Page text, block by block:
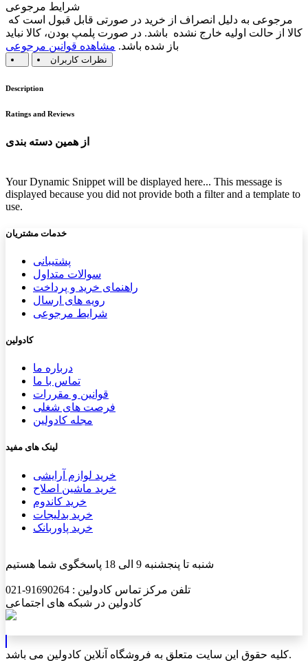
شرایط مرجوعی
کالا از حالت اولیه خارج نشده باشد. در صورت پلمپ بودن، کالا نباید
باز شده باشد. مشاهده قوانین مرجوعی
نظرات کاربران
Description
Ratings and Reviews
از همین دسته بندی
Your Dynamic Snippet will be displayed here... This message is
displayed because you did not provide both a filter and a template to
use.
خدمات مشتریان
پشتیب​​انی
سوالات متداول
راهنمای خرید و پرداخت
رویه های ارسال
شرایط مرجوعی
کادولین
درباره ما
تماس با ما
قوانین و مقررات
فرصت های شغلی
مجله کادولین
لینک های مفید
خرید لوازم آرایشی
خرید ماشین اصلاح
خرید کاندوم
خرید بدلیجات
خرید پاوربانک
شنبه تا پنجشنبه 9 الی 18 پاسخگوی شما هستیم
تلفن مرکز تماس کادولین : 91690264-021
کادولین در شبکه های اجتماعی
کلیه حقوق این سایت متعلق به فروشگاه آنلاین کادولین می باشد.